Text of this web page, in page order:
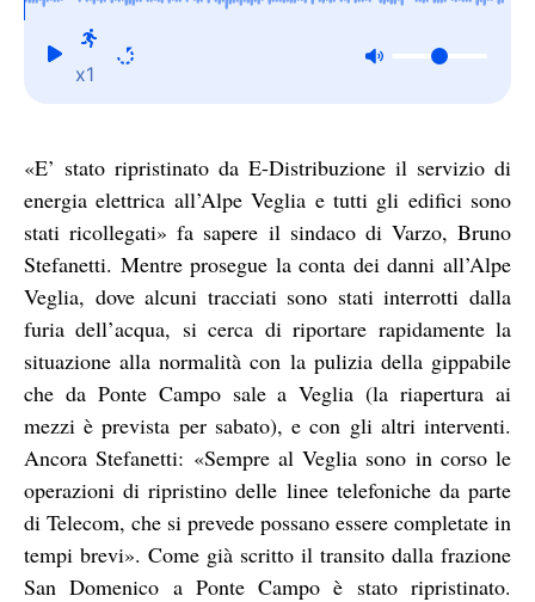
x1
«E’ stato ripristinato da E-Distribuzione il servizio di
energia elettrica all’Alpe Veglia e tutti gli edifici sono
stati ricollegati» fa sapere il sindaco di Varzo, Bruno
Stefanetti. Mentre prosegue la conta dei danni all’Alpe
Veglia, dove alcuni tracciati sono stati interrotti dalla
furia dell’acqua, si cerca di riportare rapidamente la
situazione alla normalità con la pulizia della gippabile
che da Ponte Campo sale a Veglia (la riapertura ai
mezzi è prevista per sabato), e con gli altri interventi.
Ancora Stefanetti: «Sempre al Veglia sono in corso le
operazioni di ripristino delle linee telefoniche da parte
di Telecom, che si prevede possano essere completate in
tempi brevi». Come già scritto il transito dalla frazione
San Domenico a Ponte Campo è stato ripristinato.